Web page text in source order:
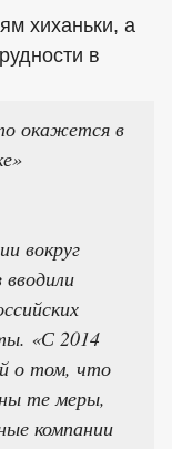
хиханьки, а
в
окажется в
вокруг
«С 2014
о том, что
те меры,
компании